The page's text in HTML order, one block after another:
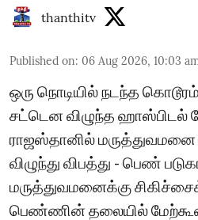
thanthitv
Published on: 06 Aug 2026, 10:03
ஒரு நொடியில் நடந்த
சட்டென விழுந்த ஹாஸ்பிடல்
ராஜஸ்தானில் மருத்துவமனை
விழுந்து விபத்து - பெண்
மருத்துவமனைக்கு
பெண்ணின் தலையில்